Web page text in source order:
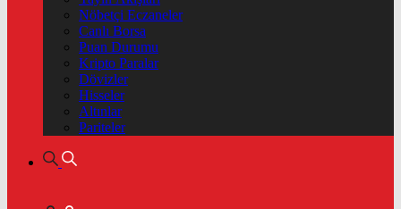
Nöbetçi Eczaneler
Canlı Borsa
Puan Durumu
Kripto Paralar
Dövizler
Hisseler
Altınlar
Pariteler